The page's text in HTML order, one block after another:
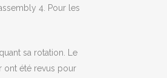
4. Pour les
sa rotation. Le
ont été revus pour